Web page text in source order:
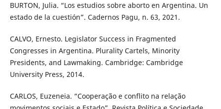
BURTON, Julia. “Los estudios sobre aborto en Argentina. Un
estado de la cuestión”. Cadernos Pagu, n. 63, 2021.
CALVO, Ernesto. Legislator Success in Fragmented
Congresses in Argentina. Plurality Cartels, Minority
Presidents, and Lawmaking. Cambridge: Cambridge
University Press, 2014.
CARLOS, Euzeneia. “Cooperação e conflito na relação